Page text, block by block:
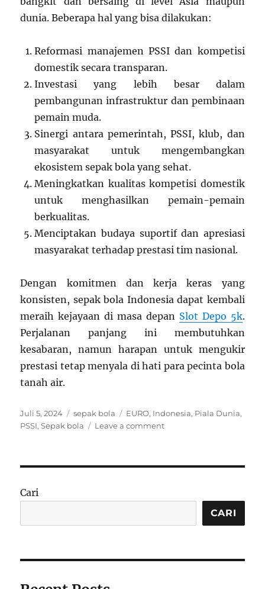
dunia. Beberapa hal yang bisa dilakukan:
Reformasi manajemen PSSI dan kompetisi
domestik secara transparan.
Investasi yang lebih besar dalam
pembangunan infrastruktur dan pembinaan
pemain muda.
Sinergi antara pemerintah, PSSI, klub, dan
masyarakat untuk mengembangkan
ekosistem sepak bola yang sehat.
Meningkatkan kualitas kompetisi domestik
untuk menghasilkan pemain-pemain
berkualitas.
Menciptakan budaya suportif dan apresiasi
masyarakat terhadap prestasi tim nasional.
Dengan komitmen dan kerja keras yang
konsisten, sepak bola Indonesia dapat kembali
meraih kejayaan di masa depan Slot Depo 5k.
Perjalanan panjang ini membutuhkan
kesabaran, namun harapan untuk mengukir
prestasi tetap menyala di hati para pecinta bola
tanah air.
Posted
on
Juli 5, 2024 Categories
sepak bola Tags
EURO, Indonesia, Piala Dunia,
PSSI,Sepak bola Leave a commenton
Cari
CARI